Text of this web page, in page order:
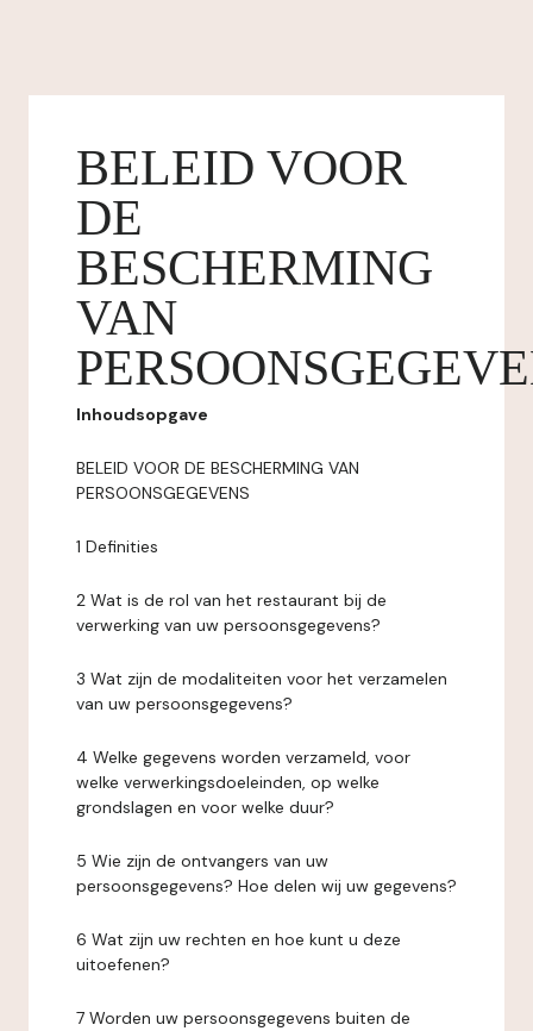
BELEID VOOR
DE
BESCHERMING
VAN
Inhoudsopgave
BELEID VOOR DE BESCHERMING VAN
PERSOONSGEGEVENS
1 Definities
2 Wat is de rol van het restaurant bij de
verwerking van uw persoonsgegevens?
3 Wat zijn de modaliteiten voor het verzamelen
van uw persoonsgegevens?
4 Welke gegevens worden verzameld, voor
welke verwerkingsdoeleinden, op welke
grondslagen en voor welke duur?
5 Wie zijn de ontvangers van uw
persoonsgegevens? Hoe delen wij uw gegevens?
6 Wat zijn uw rechten en hoe kunt u deze
uitoefenen?
7 Worden uw persoonsgegevens buiten de